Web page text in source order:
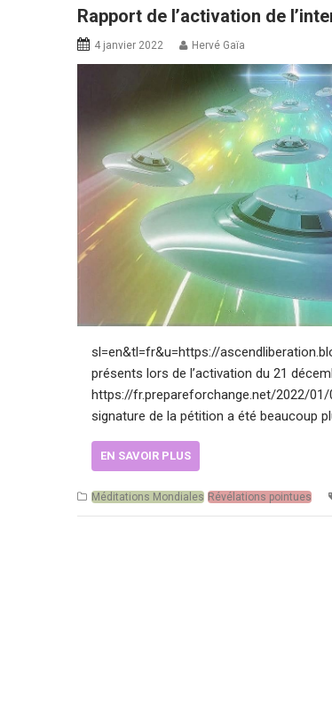
Rapport de l’activation de
4 janvier 2022 Hervé Gaïa
sl=en&tl=fr&u=https://
présents lors de l’activation du 21
https://fr.prepareforchange.net/2022/
signature de la pétition a été beaucoup
EN SAVOIR PLUS
Méditations Mondiales Révélations pointues